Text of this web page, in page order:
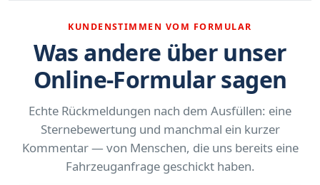
KUNDENSTIMMEN VOM FORMULAR
Was andere über unser
Online-Formular sagen
Echte Rückmeldungen nach dem Ausfüllen: eine
Sternebewertung und manchmal ein kurzer
Kommentar — von Menschen, die uns bereits eine
Fahrzeuganfrage geschickt haben.